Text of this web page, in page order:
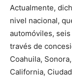
Actualmente,
nivel nacional,
automóviles,
través de
Coahuila,
California,